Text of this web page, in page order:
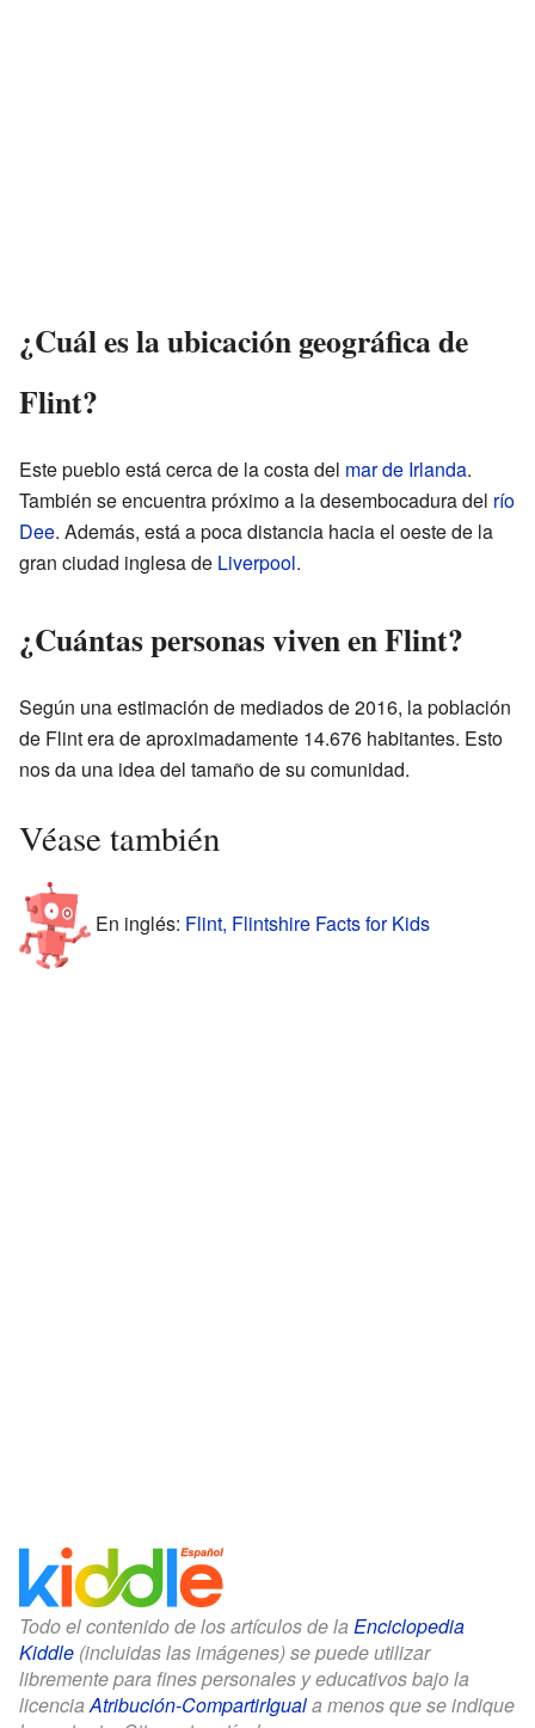
¿Cuál es la ubicación geográfica de
Flint?
Este pueblo está cerca de la costa del mar de Irlanda.
También se encuentra próximo a la desembocadura del río
Dee. Además, está a poca distancia hacia el oeste de la
gran ciudad inglesa de Liverpool.
¿Cuántas personas viven en Flint?
Según una estimación de mediados de 2016, la población
de Flint era de aproximadamente 14.676 habitantes. Esto
nos da una idea del tamaño de su comunidad.
Véase también
En inglés: Flint, Flintshire Facts for Kids
Todo el contenido de los artículos de la Enciclopedia
Kiddle (incluidas las imágenes) se puede utilizar
libremente para fines personales y educativos bajo la
licenciaAtribución-CompartirIguala menos que se indique